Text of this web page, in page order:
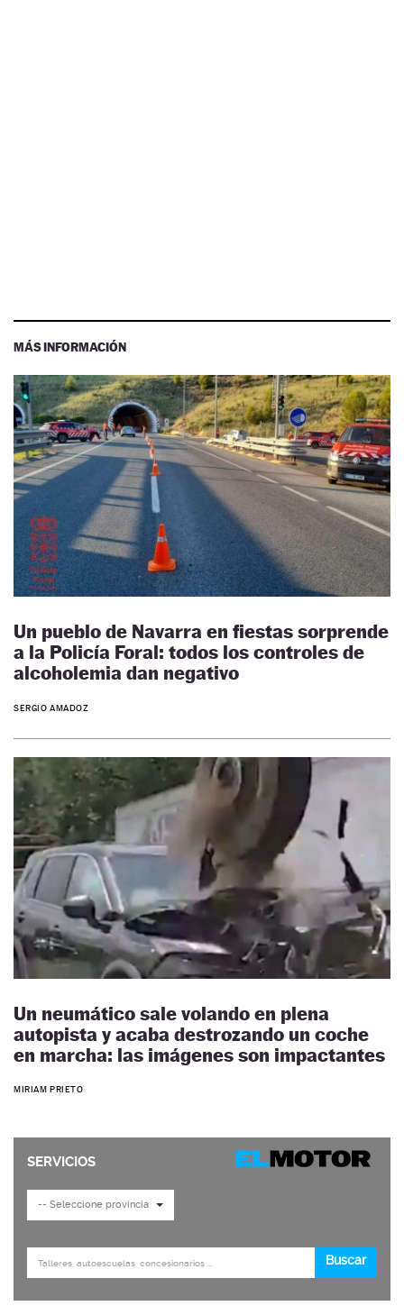
MÁS INFORMACIÓN
Un pueblo de Navarra en fiestas sorprende
a la Policía Foral: todos los controles de
alcoholemia dan negativo
SERGIO AMADOZ
Un neumático sale volando en plena
autopista y acaba destrozando un coche
en marcha: las imágenes son impactantes
MIRIAM PRIETO